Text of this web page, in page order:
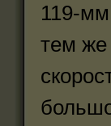
119-
тем же